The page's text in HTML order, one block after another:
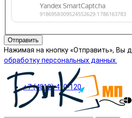
+7 (4012) 410-120
Отправить
Нажимая на кнопку «Отправить», Вы
обработку персональных данных.